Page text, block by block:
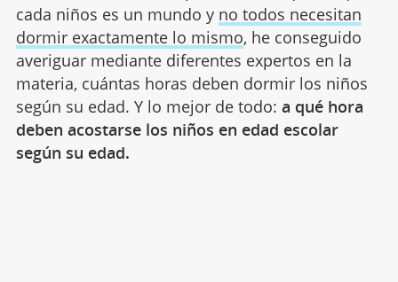
cada niños es un mundo y no todos necesitan
dormir exactamente lo mismo, he conseguido
averiguar mediante diferentes expertos en la
materia, cuántas horas deben dormir los niños
según su edad. Y lo mejor de todo: a qué hora
deben acostarse los niños en edad escolar
según su edad.